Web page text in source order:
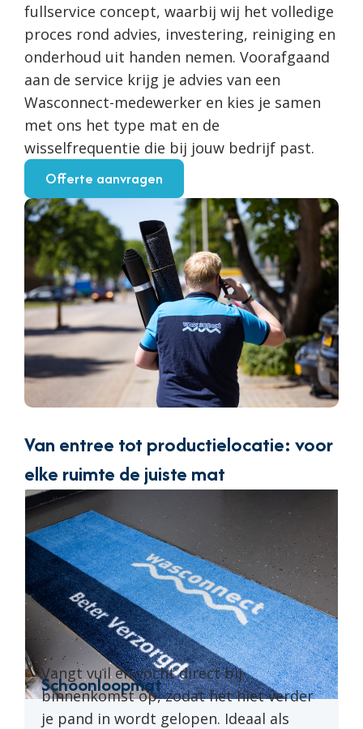
fullservice concept, waarbij wij het volledige
proces rond advies, investering, reiniging en
onderhoud uit handen nemen. Voorafgaand
aan de service krijg je advies van een
Wasconnect-medewerker en kies je samen
met ons het type mat en de
wisselfrequentie die bij jouw bedrijf past.
Offerte aanvragen
Van entree tot productielocatie: voor
elke ruimte de juiste mat
Schoonloopmat
Vangt vuil en vocht direct bij
binnenkomst op, zodat het niet verder
je pand in wordt gelopen. Ideaal als